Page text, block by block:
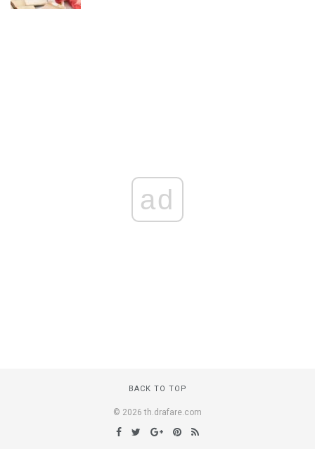
ad
BACK TO TOP
© 2026 th.drafare.com